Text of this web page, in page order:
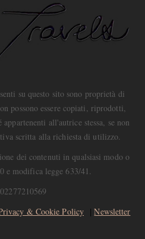
su questo sito sono proprietà di
possono essere copiati, riprodotti,
all'autrice stessa, se non
scritta alla richiesta di utilizzo.
dei contenuti in qualsiasi modo o
e modifica legge 633/41.
& Cookie Policy |Newsletter